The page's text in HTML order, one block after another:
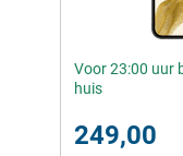
Voor 23:00 uur
huis
249,00